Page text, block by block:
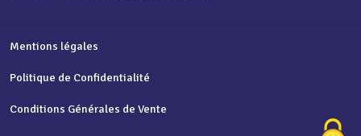
Mentions légales
Politique de Confidentialité
Conditions Générales de Vente